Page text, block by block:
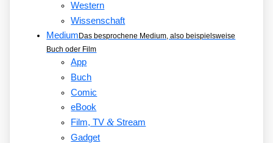
Western
Wissenschaft
Medium Das besprochene Medium, also beispielsweise
Buch oder Film
App
Buch
Comic
eBook
Film, TV&Stream
Gadget